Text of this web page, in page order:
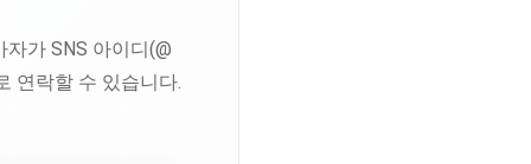
가 SNS 아이디(@
연락할 수 있습니다.